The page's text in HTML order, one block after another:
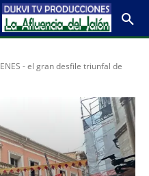
- el gran desfile triunfal de